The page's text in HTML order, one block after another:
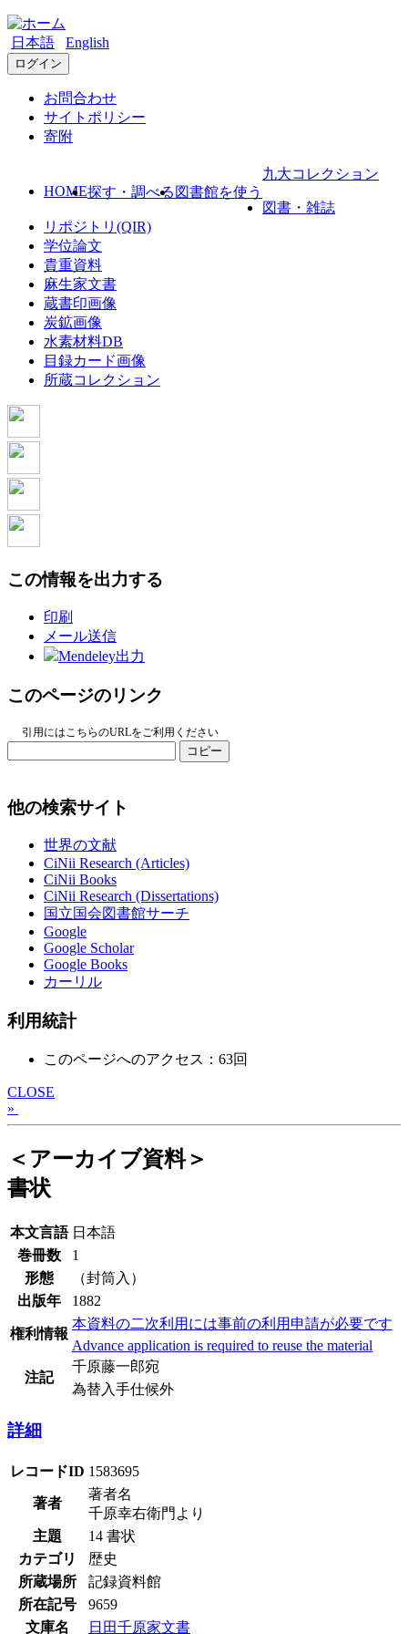
日本語 English
ログイン
お問合わせ
サイトポリシー
寄附
HOME探す・調べる 図書館を使う
九大コレクション
図書・雑誌
リポジトリ(QIR)
学位論文
貴重資料
麻生家文書
蔵書印画像
炭鉱画像
水素材料DB
目録カード画像
所蔵コレクション
この情報を出力する
印刷
メール送信
Mendeley出力
このページのリンク
引用にはこちらのURLをご利用ください
コピー
他の検索サイト
世界の文献
CiNii Research (Articles)
CiNii Books
CiNii Research (Dissertations)
国立国会図書館サーチ
Google
Google Scholar
Google Books
カーリル
利用統計
このページへのアクセス：63回
CLOSE
»
＜アーカイブ資料＞
書状
本文言語 日本語
巻冊数
1
形態
（封筒入）
出版年
1882
権利情報
本資料の二次利用には事前の利用申請が必要です
Advance application is required to reuse the material
注記
千原藤一郎宛
為替入手仕候外
詳細
レコードID 1583695
著者
著者名
千原幸右衛門より
主題
14 書状
カテゴリ
歴史
所蔵場所
記録資料館
所在記号
9659
文庫名
日田千原家文書